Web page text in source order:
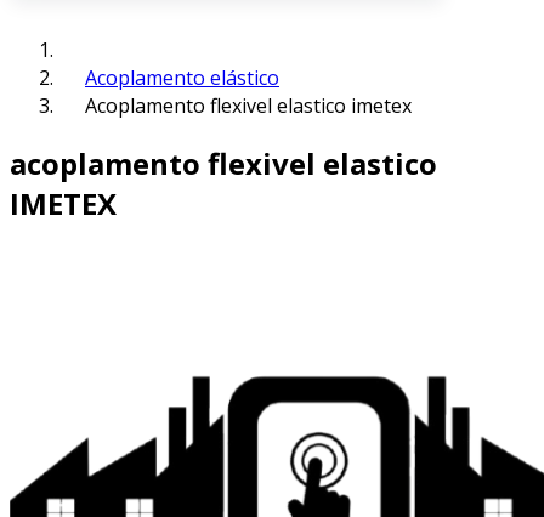
Acoplamento elástico
Acoplamento flexivel elastico imetex
acoplamento flexivel elastico
IMETEX